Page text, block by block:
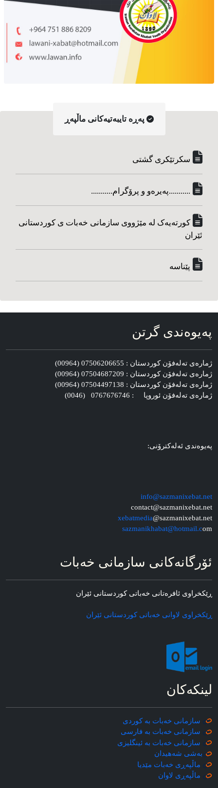
په‌ڕه‌ تایبه‌تیه‌کانی ماڵپه‌ڕ
سکرتێکری گشتی
...........په‌یره‌و و پرۆگرام...........
کورته‌یه‌ک له مێژووی سازمانی خه‌بات ی کوردستانی
ئێران
پێناسه‌
په‌یوه‌ندی گرتن
ژماره‌ی ته‌له‌فۆن کوردستان : 07506206655 (00964)
ژماره‌ی ته‌له‌فۆن کوردستان : 07504687209 (00964)
ژماره‌ی ته‌له‌فۆن کوردستان : 07504497138 (00964)
ژماره‌ی ته‌له‌فۆن ئوروپا : 0767676746 (0046)
په‌یوه‌ندی ئه‌له‌کترۆنی:
info@sazmanixebat.net
contact@sazmanixebat.net
xebatmedia@sazmanixebat.net
sazmanikhabat@hotmail.com
ئۆرگانه‌کانی سازمانی خه‌بات
ڕێکخراوی ئافره‌تانی خه‌باتی کوردستانی ئێران
ڕێکخراوی لاوانی خه‌باتی کوردستانی ئێران
لینکه‌کان
سازمانی خه‌بات به کوردی
سازمانی خه‌بات به فارسی
سازمانی خه‌بات به ئینگلیزی
به‌شی شه‌هیدان
ماڵپه‌ڕی خه‌بات مێدیا
ماڵپه‌ڕی لاوان